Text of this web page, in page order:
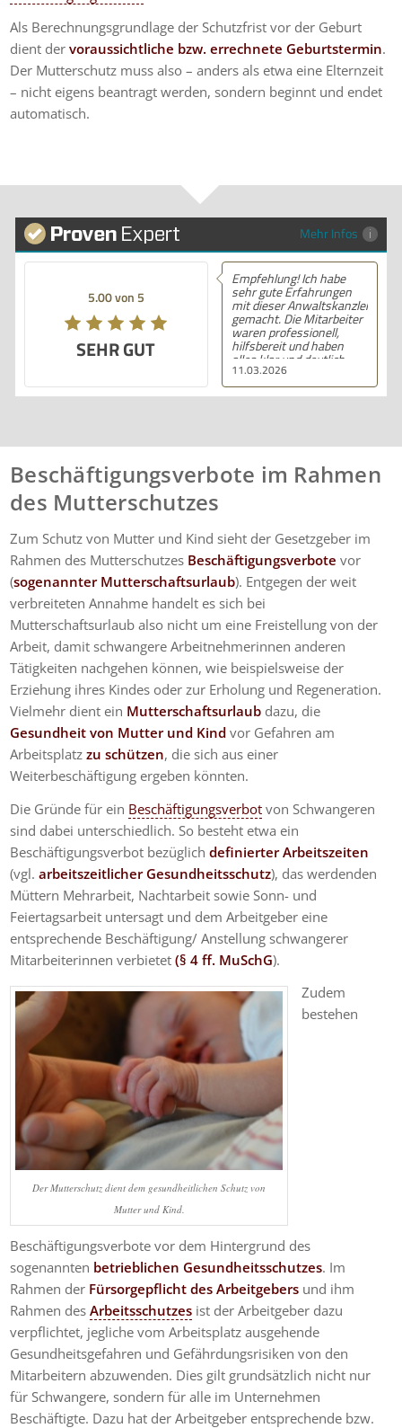
Als Berechnungsgrundlage der Schutzfrist vor der Geburt
dient dervoraussichtliche bzw. errechnete Geburtstermin.
Der Mutterschutz muss also – anders als etwa eine Elternzeit
– nicht eigens beantragt werden, sondern beginnt und endet
automatisch.
Mehr Infos
5.00 von 5
SEHR GUT
11.03.2026
Empfehlung! Ich habe
sehr gute Erfahrungen
mit dieser Anwaltskanzlei
gemacht. Die Mitarbeiter
waren professionell,
hilfsbereit und haben
alles klar und deutlich
erklärt. Ich bin mit der
Beratung sehr zufrieden
und kann ihre
Beschäftigungsverbote im Rahmen
des Mutterschutzes
Zum Schutz von Mutter und Kind sieht der Gesetzgeber im
Rahmen des Mutterschutzes Beschäftigungsverbote vor
(sogenannter Mutterschaftsurlaub). Entgegen der weit
verbreiteten Annahme handelt es sich bei
Mutterschaftsurlaub also nicht um eine Freistellung von der
Arbeit, damit schwangere Arbeitnehmerinnen anderen
Tätigkeiten nachgehen können, wie beispielsweise der
Erziehung ihres Kindes oder zur Erholung und Regeneration.
Vielmehr dient ein Mutterschaftsurlaub dazu, die
Gesundheit von Mutter und Kind vor Gefahren am
Arbeitsplatzzu schützen, die sich aus einer
Weiterbeschäftigung ergeben könnten.
Die Gründe für ein Beschäftigungsverbot von Schwangeren
sind dabei unterschiedlich. So besteht etwa ein
Beschäftigungsverbot bezüglichdefinierter Arbeitszeiten
(vgl.arbeitszeitlicher Gesundheitsschutz), das werdenden
Müttern Mehrarbeit, Nachtarbeit sowie Sonn- und
Feiertagsarbeit untersagt und dem Arbeitgeber eine
entsprechende Beschäftigung/ Anstellung schwangerer
Mitarbeiterinnen verbietet(§ 4 ff. MuSchG).
Der Mutterschutz dient dem gesundheitlichen Schutz von
Mutter und Kind.
Zudem
bestehen
Beschäftigungsverbote vor dem Hintergrund des
sogenannten betrieblichen Gesundheitsschutzes. Im
Rahmen der Fürsorgepflicht des Arbeitgebers und ihm
Rahmen desArbeitsschutzes ist der Arbeitgeber dazu
verpflichtet, jegliche vom Arbeitsplatz ausgehende
Gesundheitsgefahren und Gefährdungsrisiken von den
Mitarbeitern abzuwenden. Dies gilt grundsätzlich nicht nur
für Schwangere, sondern für alle im Unternehmen
Beschäftigte. Dazu hat der Arbeitgeber entsprechende bzw.